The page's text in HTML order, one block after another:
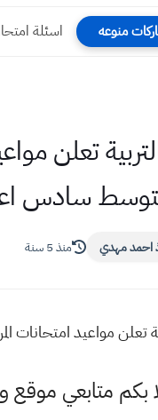
منوعه اسئلة امتحان نهاية
سادس
احمد مهدي منذ 5 سنة
امتحانات المراحل المنتهية للعام
بكم متابعي موقع